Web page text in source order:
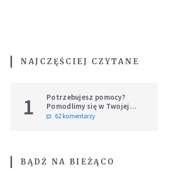
NAJCZĘŚCIEJ CZYTANE
1
Potrzebujesz pomocy?
Pomodlimy się w Twojej
intencji
62 komentarzy
BĄDŹ NA BIEŻĄCO